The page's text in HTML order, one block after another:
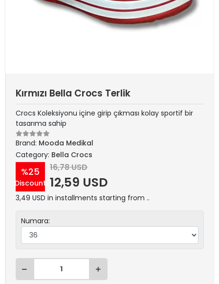
Kırmızı Bella Crocs Terlik
Crocs Koleksiyonu içine girip çıkması kolay sportif bir
tasarıma sahip
Brand: Mooda Medikal
Category: Bella Crocs
%25
Discount
16,78 USD
12,59 USD
3,49 USD in installments starting from ..
Numara: